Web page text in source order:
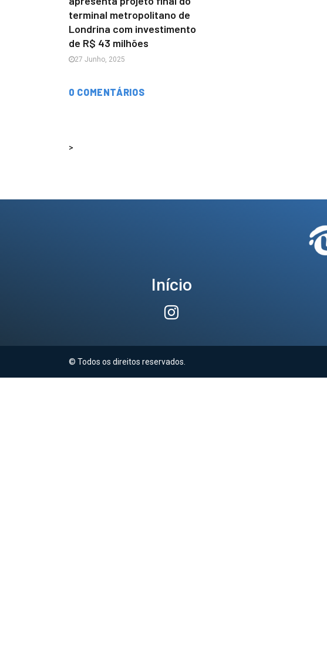
terminal metropolitano de
Londrina com investimento
de R$ 43 milhões
27 Junho, 2025
0 COMENTÁRIOS
>
Início
© Todos os direitos reservados.